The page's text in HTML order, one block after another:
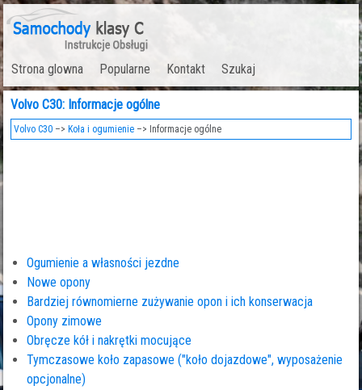
Strona glowna Popularne Kontakt Szukaj
Volvo C30: Informacje ogólne
Volvo C30 –> Koła i ogumienie –> Informacje ogólne
Ogumienie a własności jezdne
Nowe opony
Bardziej równomierne zużywanie opon i ich konserwacja
Opony zimowe
Obręcze kół i nakrętki mocujące
Tymczasowe koło zapasowe ("koło dojazdowe", wyposażenie
opcjonalne)